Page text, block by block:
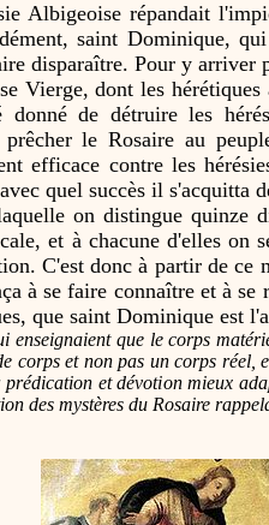
Albigeoise répandait
saint Dominique,
disparaître. Pour y arriver
Vierge, dont les
de détruire les
prêcher le Rosaire au
efficace contre les
quel succès il s'acquitta
on distingue quinze
et à chacune d'elles on
C'est donc à partir de ce
à se faire connaître et à
que saint Dominique est
enseignaient que le corps
corps et non pas un corps
et dévotion mieux
des mystères du Rosaire